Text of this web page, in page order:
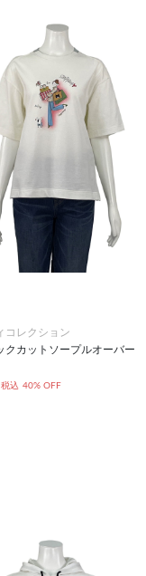
コレクション
クカットソープルオーバー
税込 40% OFF